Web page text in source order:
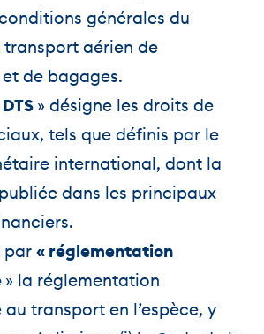
générales du
aérien de
de bagages.
DTS » désigne les droits de
tels que définis par le
international, dont la
dans les principaux
par « réglementation
» la réglementation
transport en l’espèce, y